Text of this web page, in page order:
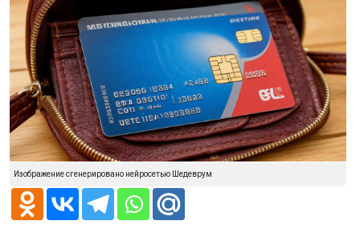
Изображение сгенерировано нейросетью Шедеврум